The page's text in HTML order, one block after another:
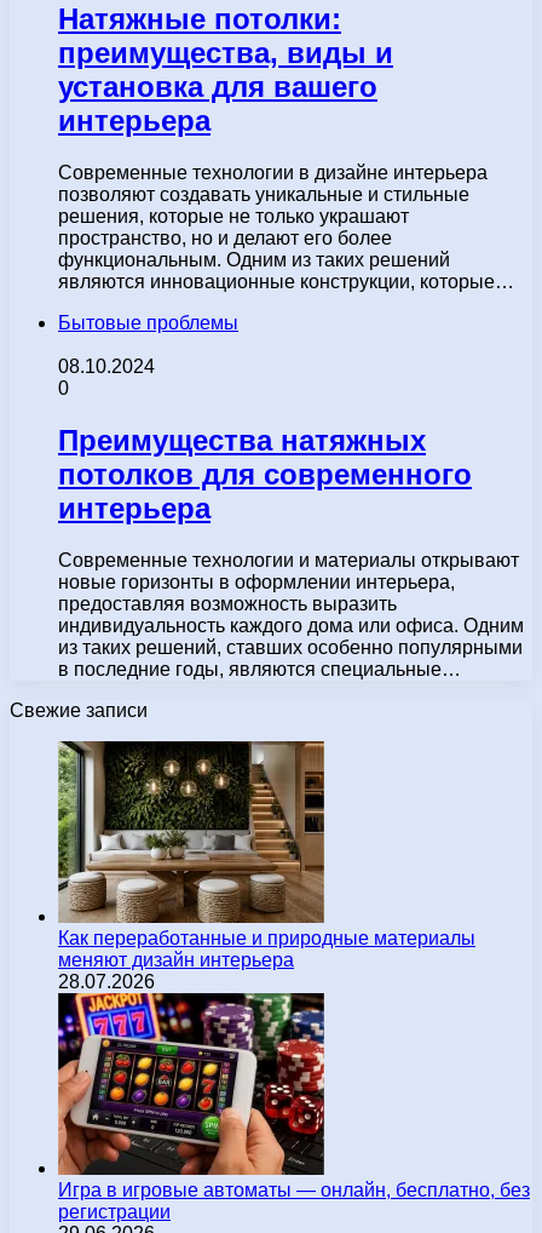
Натяжные потолки:
преимущества, виды и
установка для вашего
интерьера
Современные технологии в дизайне интерьера
позволяют создавать уникальные и стильные
решения, которые не только украшают
пространство, но и делают его более
функциональным. Одним из таких решений
являются инновационные конструкции, которые…
Бытовые проблемы
08.10.2024
0
Преимущества натяжных
потолков для современного
интерьера
Современные технологии и материалы открывают
новые горизонты в оформлении интерьера,
предоставляя возможность выразить
индивидуальность каждого дома или офиса. Одним
из таких решений, ставших особенно популярными
в последние годы, являются специальные…
Свежие записи
Как переработанные и природные материалы
меняют дизайн интерьера
28.07.2026
Игра в игровые автоматы — онлайн, бесплатно, без
регистрации